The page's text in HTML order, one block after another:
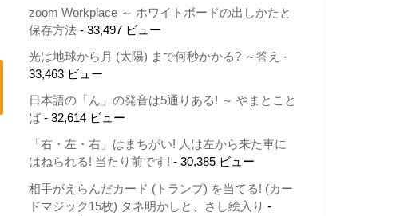
zoom Workplace ～ ホワイトボードの出しかたと
保存方法 - 33,497 ビュー
光は地球から月 (太陽) まで何秒かかる? ～答え -
33,463 ビュー
日本語の「ん」の発音は5通りある! ～ やまとこと
ば - 32,614 ビュー
「右・左・右」はまちがい! 人は左から来た車に
はねられる! 当たり前です! - 30,385 ビュー
相手がえらんだカード (トランプ) を当てる! (カー
ドマジック15枚) タネ明かしと、さし絵入り -